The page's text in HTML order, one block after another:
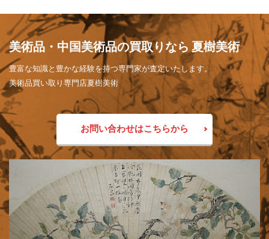
美術品・中国美術品の買取りなら 夏樹美術
豊富な知識と豊かな経験を持つ専門家が査定いたします。
美術品買い取り専門店夏樹美術
お問い合わせはこちらから